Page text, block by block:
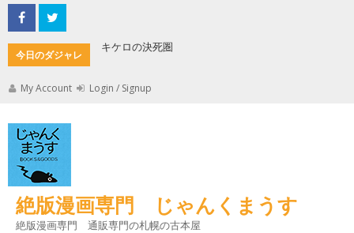
Skip
to
content
今日のダジャレ
キケロの決死圏
My Account Login / Signup
絶版漫画専門 じゃんくまうす
絶版漫画専門 通販専門の札幌の古本屋